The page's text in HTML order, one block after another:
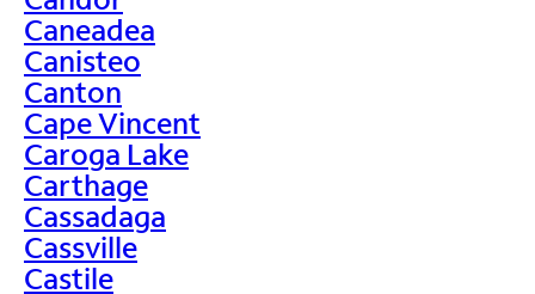
Caneadea
Canisteo
Canton
Cape Vincent
Caroga Lake
Carthage
Cassadaga
Cassville
Castile